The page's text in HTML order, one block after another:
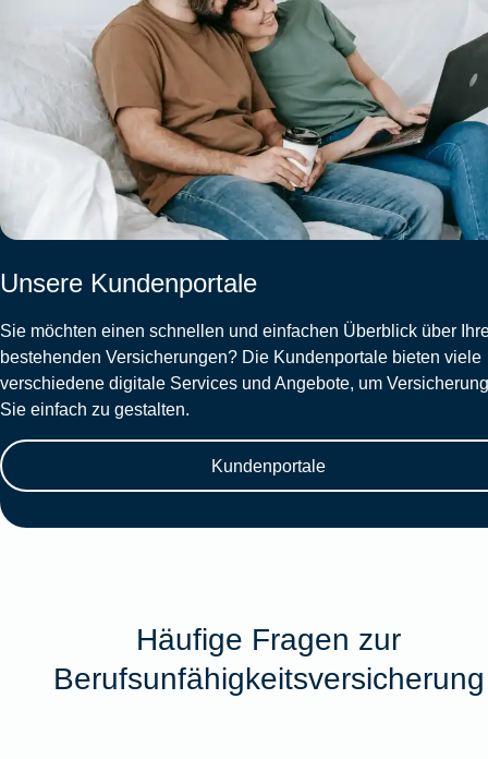
Unsere Kundenportale
Sie möchten einen schnellen und einfachen Überblick über
bestehenden Versicherungen? Die Kundenportale bieten viele
verschiedene digitale Services und Angebote, um
Sie einfach zu gestalten.
Kundenportale
Häufige Fragen zur
Berufsunfähigkeitsversicherung